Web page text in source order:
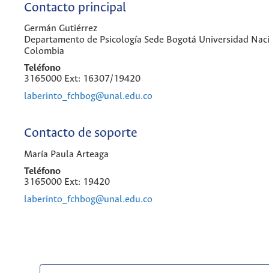
Contacto principal
Germán Gutiérrez
Departamento de Psicología Sede Bogotá Universidad
Colombia
Teléfono
3165000 Ext: 16307/19420
laberinto_fchbog@unal.edu.co
Contacto de soporte
María Paula Arteaga
Teléfono
3165000 Ext: 19420
laberinto_fchbog@unal.edu.co